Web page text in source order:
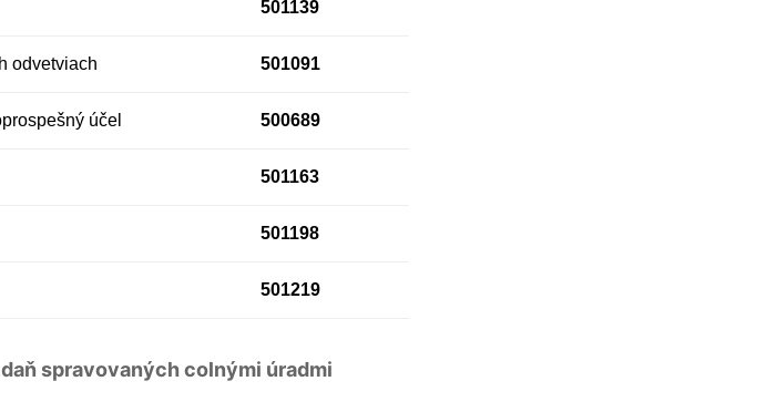
501139
odvetviach 501091
účel 500689
501163
501198
501219
spravovaných colnými úradmi